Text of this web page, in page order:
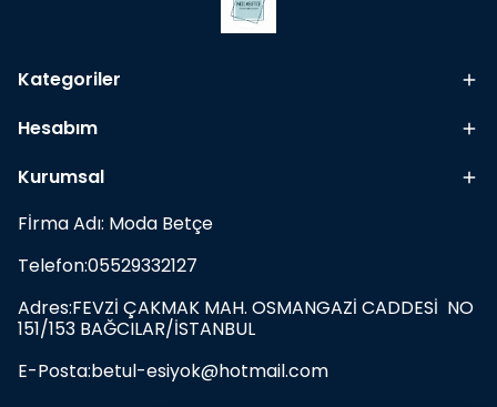
Kategoriler
Hesabım
Kurumsal
Fİrma Adı: Moda Betçe
Telefon:05529332127
Adres:FEVZİ ÇAKMAK MAH. OSMANGAZİ CADDESİ NO
151/153 BAĞCILAR/İSTANBUL
E-Posta:betul-esiyok@hotmail.com